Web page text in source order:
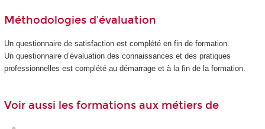
Méthodologies d'évaluation
Un questionnaire de satisfaction est complété en fin de formation.
Un questionnaire d’évaluation des connaissances et des pratiques
professionnelles est complété au démarrage et à la fin de la formation.
Voir aussi les formations aux métiers de